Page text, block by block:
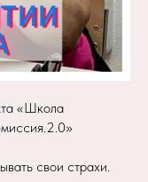
«Школа
свои страхи.